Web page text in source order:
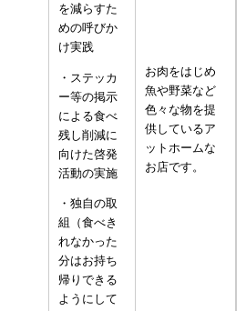
を減らすた
めの呼びか
け実践
・ステッカ
ー等の掲示
による食べ
残し削減に
向けた啓発
活動の実施
・独自の取
組（食べき
れなかった
分はお持ち
帰りできる
ようにして
お肉をはじめ
魚や野菜など
色々な物を提
供しているア
ットホームな
お店です。